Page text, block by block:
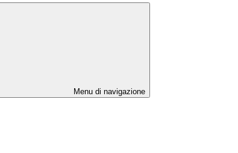
Menu di navigazione